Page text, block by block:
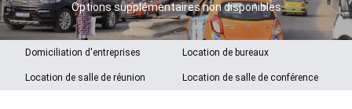
Options supplémentaires non disponibles
Domiciliation d'entreprises Location de bureaux
Location de salle de réunion Location de salle de conférence